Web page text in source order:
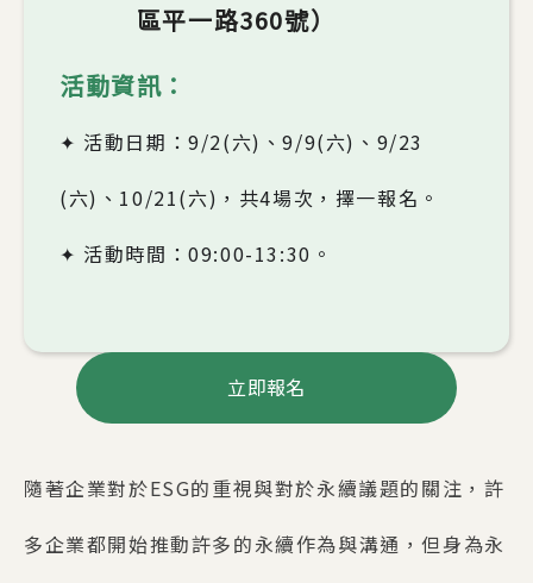
區平一路360號）
活動資訊
✦ 活動日期：9/2(六)、9/9(六)、9/23
(六)、10/21(六)，共4場次，擇一報名。
✦ 活動時間：09:00-13:30。
立即報名
隨著企業對於ESG的重視與對於永續議題的關注，許
多企業都開始推動許多的永續作為與溝通，但身為永